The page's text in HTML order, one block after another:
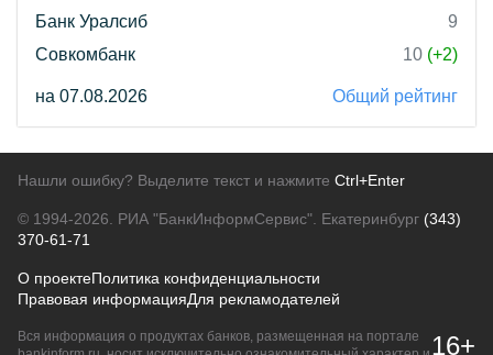
Банк Уралсиб
9
Совкомбанк
10 (+2)
на 07.08.2026 Общий рейтинг
Нашли ошибку? Выделите текст и нажмите Ctrl+Enter
© 1994-2026. РИА "БанкИнформСервис". Екатеринбург (343)
370-61-71
О проектеПолитика конфиденциальности
Правовая информацияДля рекламодателей
Вся информация о продуктах банков, размещенная на портале
16+